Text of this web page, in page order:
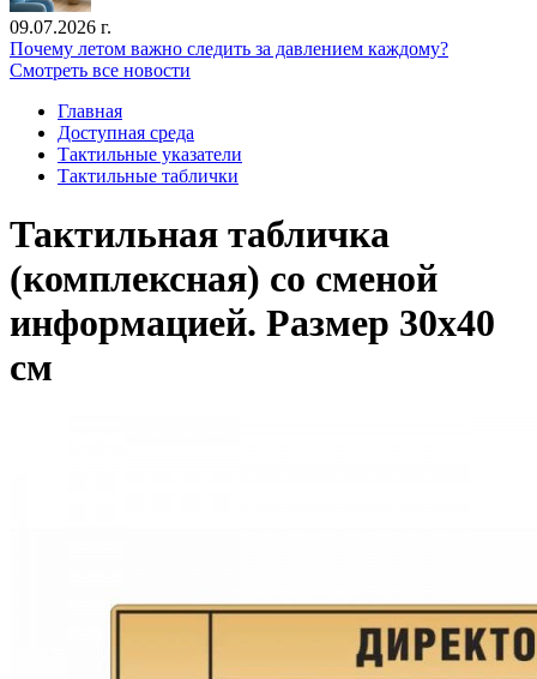
09.07.2026 г.
Почему летом важно следить за давлением каждому?
Смотреть все новости
Главная
Доступная среда
Тактильные указатели
Тактильные таблички
Тактильная табличка
(комплексная) со сменой
информацией. Размер 30x40
см